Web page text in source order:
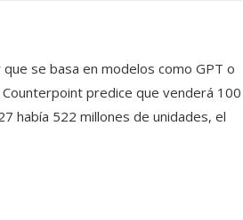
se basa en modelos como GPT o
predice que venderá 100
había 522 millones de unidades, el